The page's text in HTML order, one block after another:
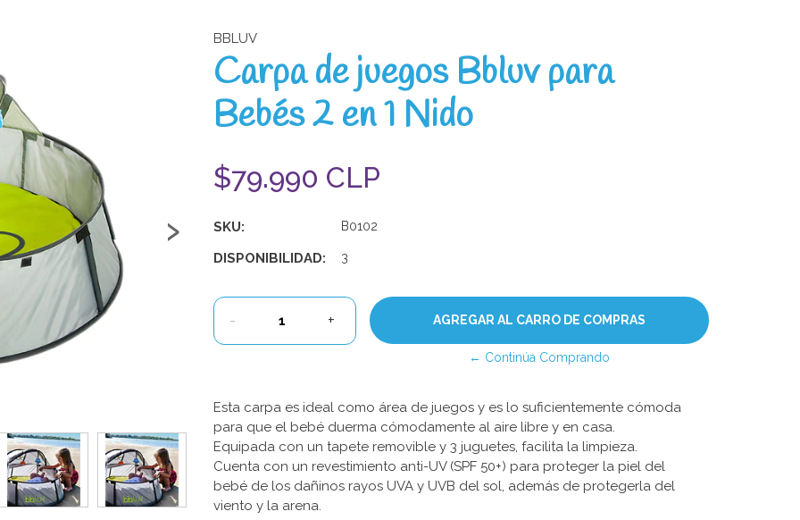
›
BBLUV
Carpa de juegos Bbluv para
Bebés 2 en 1 Nido
$79.990 CLP
SKU: B0102
DISPONIBILIDAD: 3
- +
← Continúa Comprando
Esta carpa es ideal como área de juegos y es lo suficientemente cómoda
para que el bebé duerma cómodamente al aire libre y en casa.
Equipada con un tapete removible y 3 juguetes, facilita la limpieza.
Cuenta con un revestimiento anti-UV (SPF 50+) para proteger la piel del
bebé de los dañinos rayos UVA y UVB del sol, además de protegerla del
viento y la arena.